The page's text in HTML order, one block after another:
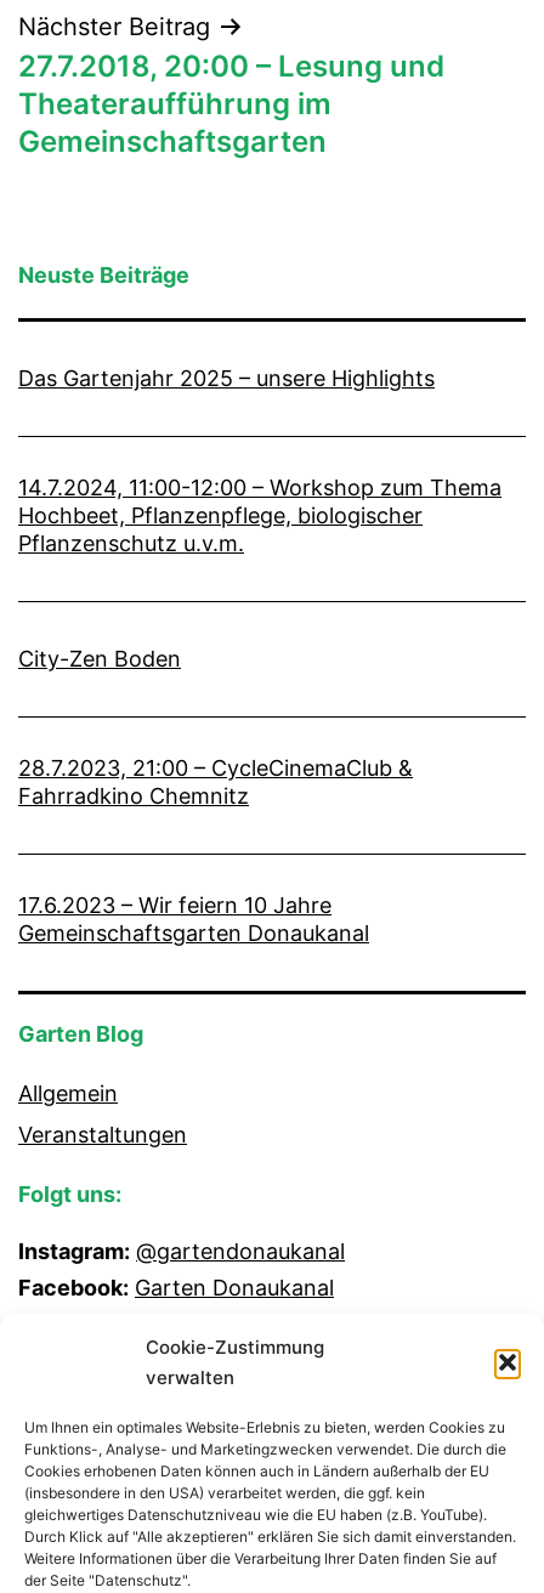
Cookie-Zustimmung
verwalten
Um Ihnen ein optimales Website-Erlebnis zu bieten, werden Cookies zu
Funktions-, Analyse- und Marketingzwecken verwendet. Die durch die
Cookies erhobenen Daten können auch in Ländern außerhalb der EU
(insbesondere in den USA) verarbeitet werden, die ggf. kein
gleichwertiges Datenschutzniveau wie die EU haben (z.B. YouTube).
Durch Klick auf "Alle akzeptieren" erklären Sie sich damit einverstanden.
Weitere Informationen über die Verarbeitung Ihrer Daten finden Sie auf
der Seite "Datenschutz".
Nächster Beitrag
27.7.2018, 20:00 – Lesung und
Theateraufführung im
Gemeinschaftsgarten
Neuste Beiträge
Das Gartenjahr 2025 – unsere Highlights
14.7.2024, 11:00-12:00 – Workshop zum Thema
Hochbeet, Pflanzenpflege, biologischer
Pflanzenschutz u.v.m.
City-Zen Boden
28.7.2023, 21:00 – CycleCinemaClub &
Fahrradkino Chemnitz
17.6.2023 – Wir feiern 10 Jahre
Gemeinschaftsgarten Donaukanal
Garten Blog
Allgemein
Veranstaltungen
Folgt uns:
Instagram: @gartendonaukanal
Facebook: Garten Donaukanal